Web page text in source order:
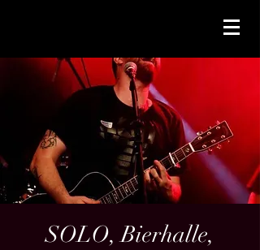
SOLO, Bierhalle,